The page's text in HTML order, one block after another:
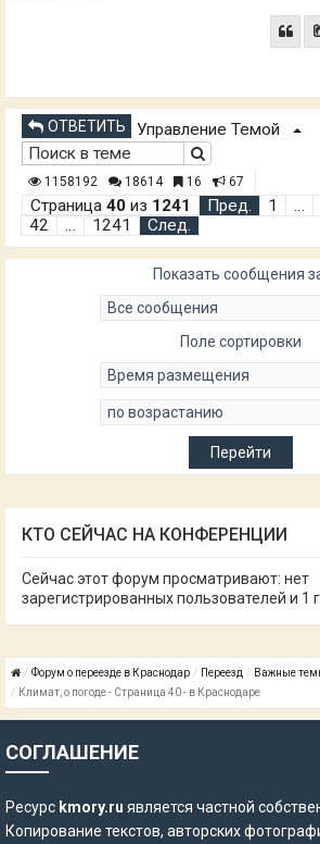
ОТВЕТИТЬ Управление Темой
1158192 18614 16 67
Страница 40 из 1241 Пред. 1 …
42
… 1241 След.
Показать сообщения
Поле сортировки
КТО СЕЙЧАС НА КОНФЕРЕНЦИИ
Сейчас этот форум просматривают: нет
зарегистрированных пользователей и 1
Форум о переезде в Краснодар Переезд
Важные
Климат, о погоде - Страница 40 - в Краснодаре
СОГЛАШЕНИЕ
Ресурс kmory.ru является частной
Копирование текстов, авторских